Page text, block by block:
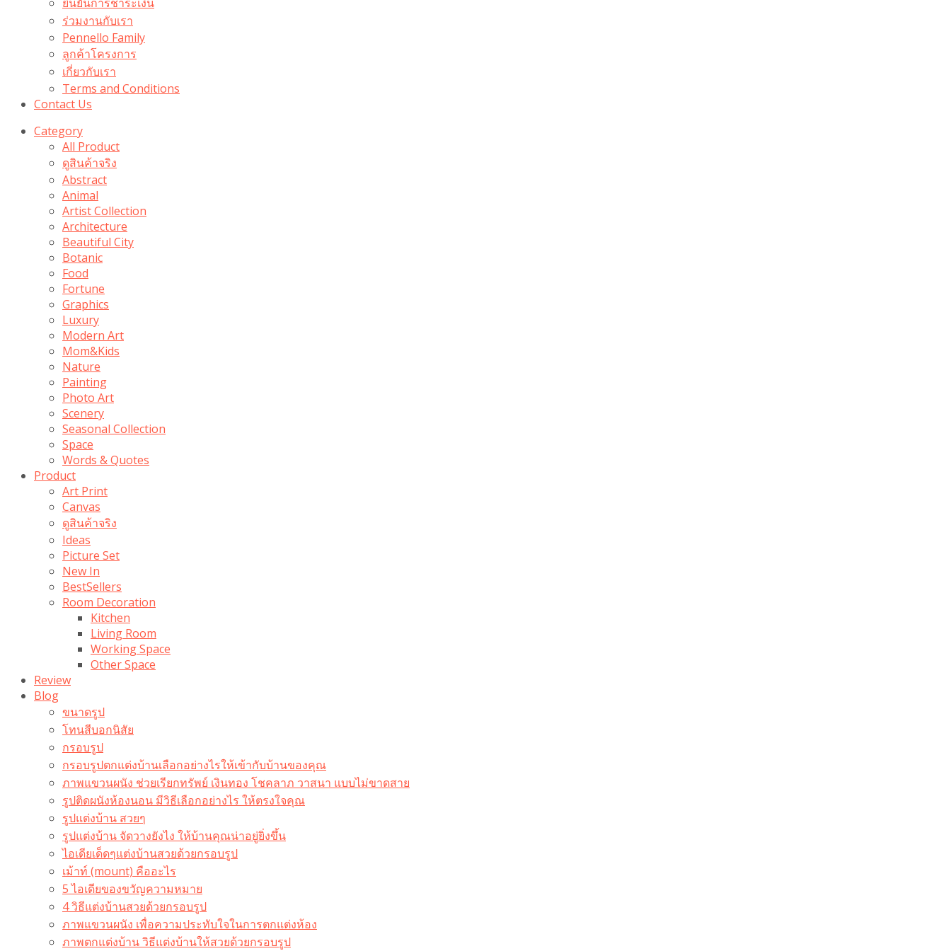
ร่วมงานกับเรา
Pennello Family
ลูกค้าโครงการ
เกี่ยวกับเรา
Terms and Conditions
Contact Us
Category
All Product
ดูสินค้าจริง
Abstract
Animal
Artist Collection
Architecture
Beautiful City
Botanic
Food
Fortune
Graphics
Luxury
Modern Art
Mom&Kids
Nature
Painting
Photo Art
Scenery
Seasonal Collection
Space
Words & Quotes
Product
Art Print
Canvas
ดูสินค้าจริง
Ideas
Picture Set
New In
BestSellers
Room Decoration
Kitchen
Living Room
Working Space
Other Space
Review
Blog
ขนาดรูป
โทนสีบอกนิสัย
กรอบรูป
กรอบรูปตกแต่งบ้านเลือกอย่างไรให้เข้ากับบ้านของคุณ
ภาพแขวนผนัง ช่วยเรียกทรัพย์ เงินทอง โชคลาภ วาสนา แบบไม่ขาดสาย
รูปติดผนังห้องนอน มีวิธีเลือกอย่างไร ให้ตรงใจคุณ
รูปแต่งบ้าน สวยๆ
รูปแต่งบ้าน จัดวางยังไง ให้บ้านคุณน่าอยู่ยิ่งขึ้น
ไอเดียเด็ดๆแต่งบ้านสวยด้วยกรอบรูป
เม้าท์ (mount) คืออะไร​
5 ไอเดียของขวัญความหมาย
4 วิธีแต่งบ้านสวยด้วยกรอบรูป
ภาพแขวนผนัง เพื่อความประทับใจในการตกแต่งห้อง
ภาพตกแต่งบ้าน วิธีแต่งบ้านให้สวยด้วยกรอบรูป